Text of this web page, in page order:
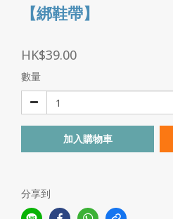
【綁鞋帶】
HK$39.00
數量
加入購物車
分享到